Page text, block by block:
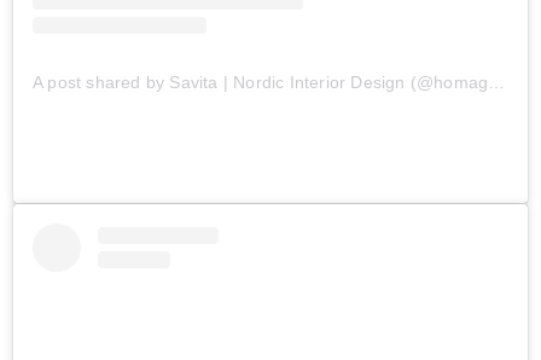
A post shared by Savita | Nordic Interior Design (@homagine)